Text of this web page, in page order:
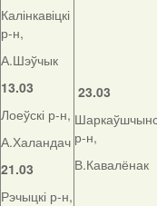
Калінкавіцкі
р-н,
А.Шэўчык
13.03
Лоеўскі р-н,
А.Халандач
21.03
Рэчыцкі р-н,
23.03
р-н,
В.Кавалёнак